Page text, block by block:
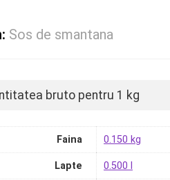
Sos de smantana
bruto pentru 1 kg
Faina 0.150 kg
Lapte 0.500 l